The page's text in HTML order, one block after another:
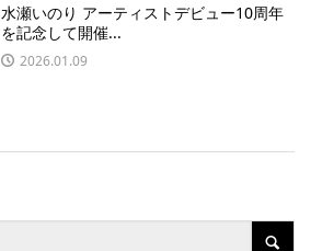
水瀬いのり アーティストデビュー10周年
を記念して開催...
2026.01.09